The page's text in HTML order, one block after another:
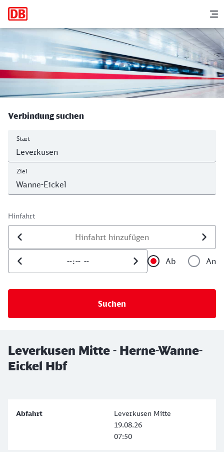
Hauptnavigation
Leverkusen Mitte - Herne-Wanne-
Verbindung suchen
Start
Ziel
Hinfahrt
Datum der Hinfahrt
Uhrzeit der Hinfahrt
Ab
An
Leverkusen Mitte - Herne-Wanne-
Eickel Hbf
Leverkusen Mitte
19.08.26
07:50